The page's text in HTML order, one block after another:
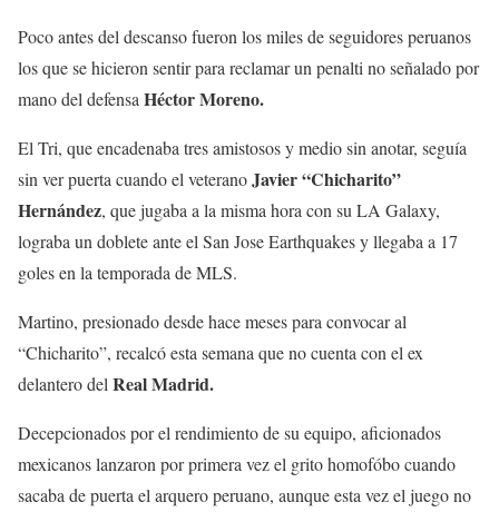
Poco antes del descanso fueron los miles de seguidores peruanos
los que se hicieron sentir para reclamar un penalti no señalado por
mano del defensa Héctor Moreno.
El Tri, que encadenaba tres amistosos y medio sin anotar, seguía
sin ver puerta cuando el veteranoJavier “Chicharito”
Hernández, que jugaba a la misma hora con su LA Galaxy,
lograba un doblete ante el San Jose Earthquakes y llegaba a 17
goles en la temporada de MLS.
Martino, presionado desde hace meses para convocar al
“Chicharito”, recalcó esta semana que no cuenta con el ex
delantero del Real Madrid.
Decepcionados por el rendimiento de su equipo, aficionados
mexicanos lanzaron por primera vez el grito homofóbo cuando
sacaba de puerta el arquero peruano, aunque esta vez el juego no